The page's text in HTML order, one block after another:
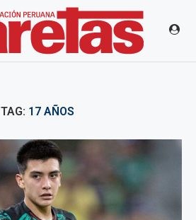
TAG: 17 AÑOS